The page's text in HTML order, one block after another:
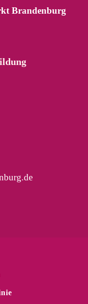
Brandenburg